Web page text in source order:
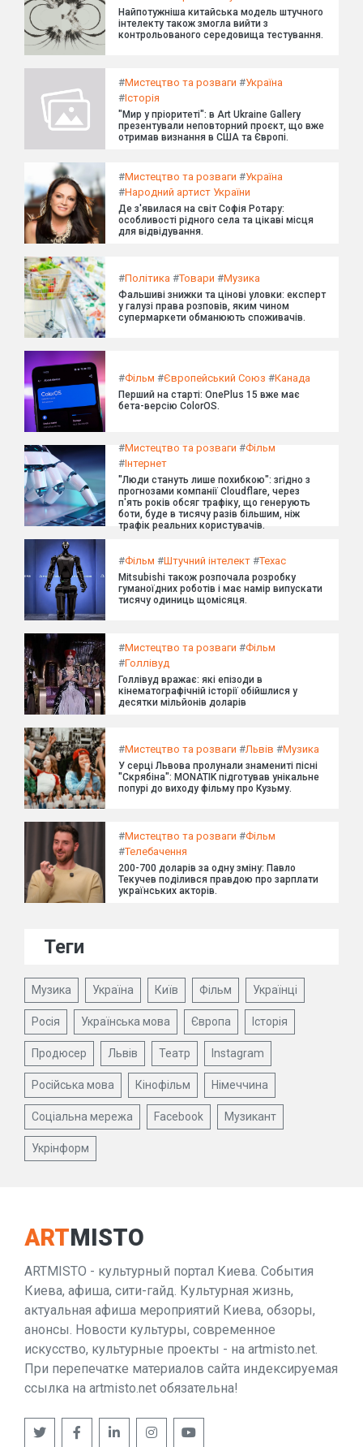
Найпотужніша китайська модель штучного
інтелекту також змогла вийти з
контрольованого середовища тестування.
#Мистецтво та розваги #Україна
#Історія
"Мир у пріоритеті": в Art Ukraine Gallery
презентували неповторний проєкт, що вже
отримав визнання в США та Європі.
#Мистецтво та розваги #Україна
#Народний артист України
Де з'явилася на світ Софія Ротару:
особливості рідного села та цікаві місця
для відвідування.
#Політика #Товари #Музика
Фальшиві знижки та цінові уловки: експерт
у галузі права розповів, яким чином
супермаркети обманюють споживачів.
#Фільм #Європейський Союз #Канада
Перший на старті: OnePlus 15 вже має
бета-версію ColorOS.
#Мистецтво та розваги #Фільм
#Інтернет
"Люди стануть лише похибкою": згідно з
прогнозами компанії Cloudflare, через
п'ять років обсяг трафіку, що генерують
боти, буде в тисячу разів більшим, ніж
трафік реальних користувачів.
#Фільм #Штучний інтелект #Техас
Mitsubishi також розпочала розробку
гуманоїдних роботів і має намір випускати
тисячу одиниць щомісяця.
#Мистецтво та розваги #Фільм
#Голлівуд
Голлівуд вражає: які епізоди в
кінематографічній історії обійшлися у
десятки мільйонів доларів
#Мистецтво та розваги #Львів #Музика
У серці Львова пролунали знамениті пісні
"Скрябіна": MONATIK підготував унікальне
попурі до виходу фільму про Кузьму.
#Мистецтво та розваги #Фільм
#Телебачення
200-700 доларів за одну зміну: Павло
Текучев поділився правдою про зарплати
українських акторів.
Теги
Музика Україна Київ Фільм Українці
Росія Українська мова Європа Історія
Продюсер Львів Театр Instagram
Російська мова Кінофільм Німеччина
Соціальна мережа Facebook Музикант
Укрінформ
ARTMISTO
ARTMISTO - культурный портал Киева. События
Киева, афиша, сити-гайд. Культурная жизнь,
актуальная афиша мероприятий Киева, обзоры,
анонсы. Новости культуры, современное
искусство, культурные проекты - на artmisto.net.
При перепечатке материалов сайта индексируемая
ссылка на artmisto.net обязательна!